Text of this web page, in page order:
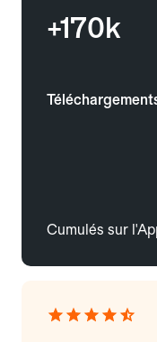
+170k
Cumulés sur